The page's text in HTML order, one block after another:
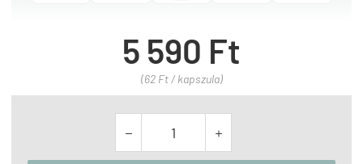
5 590 Ft
(62 Ft / kapszula)
 